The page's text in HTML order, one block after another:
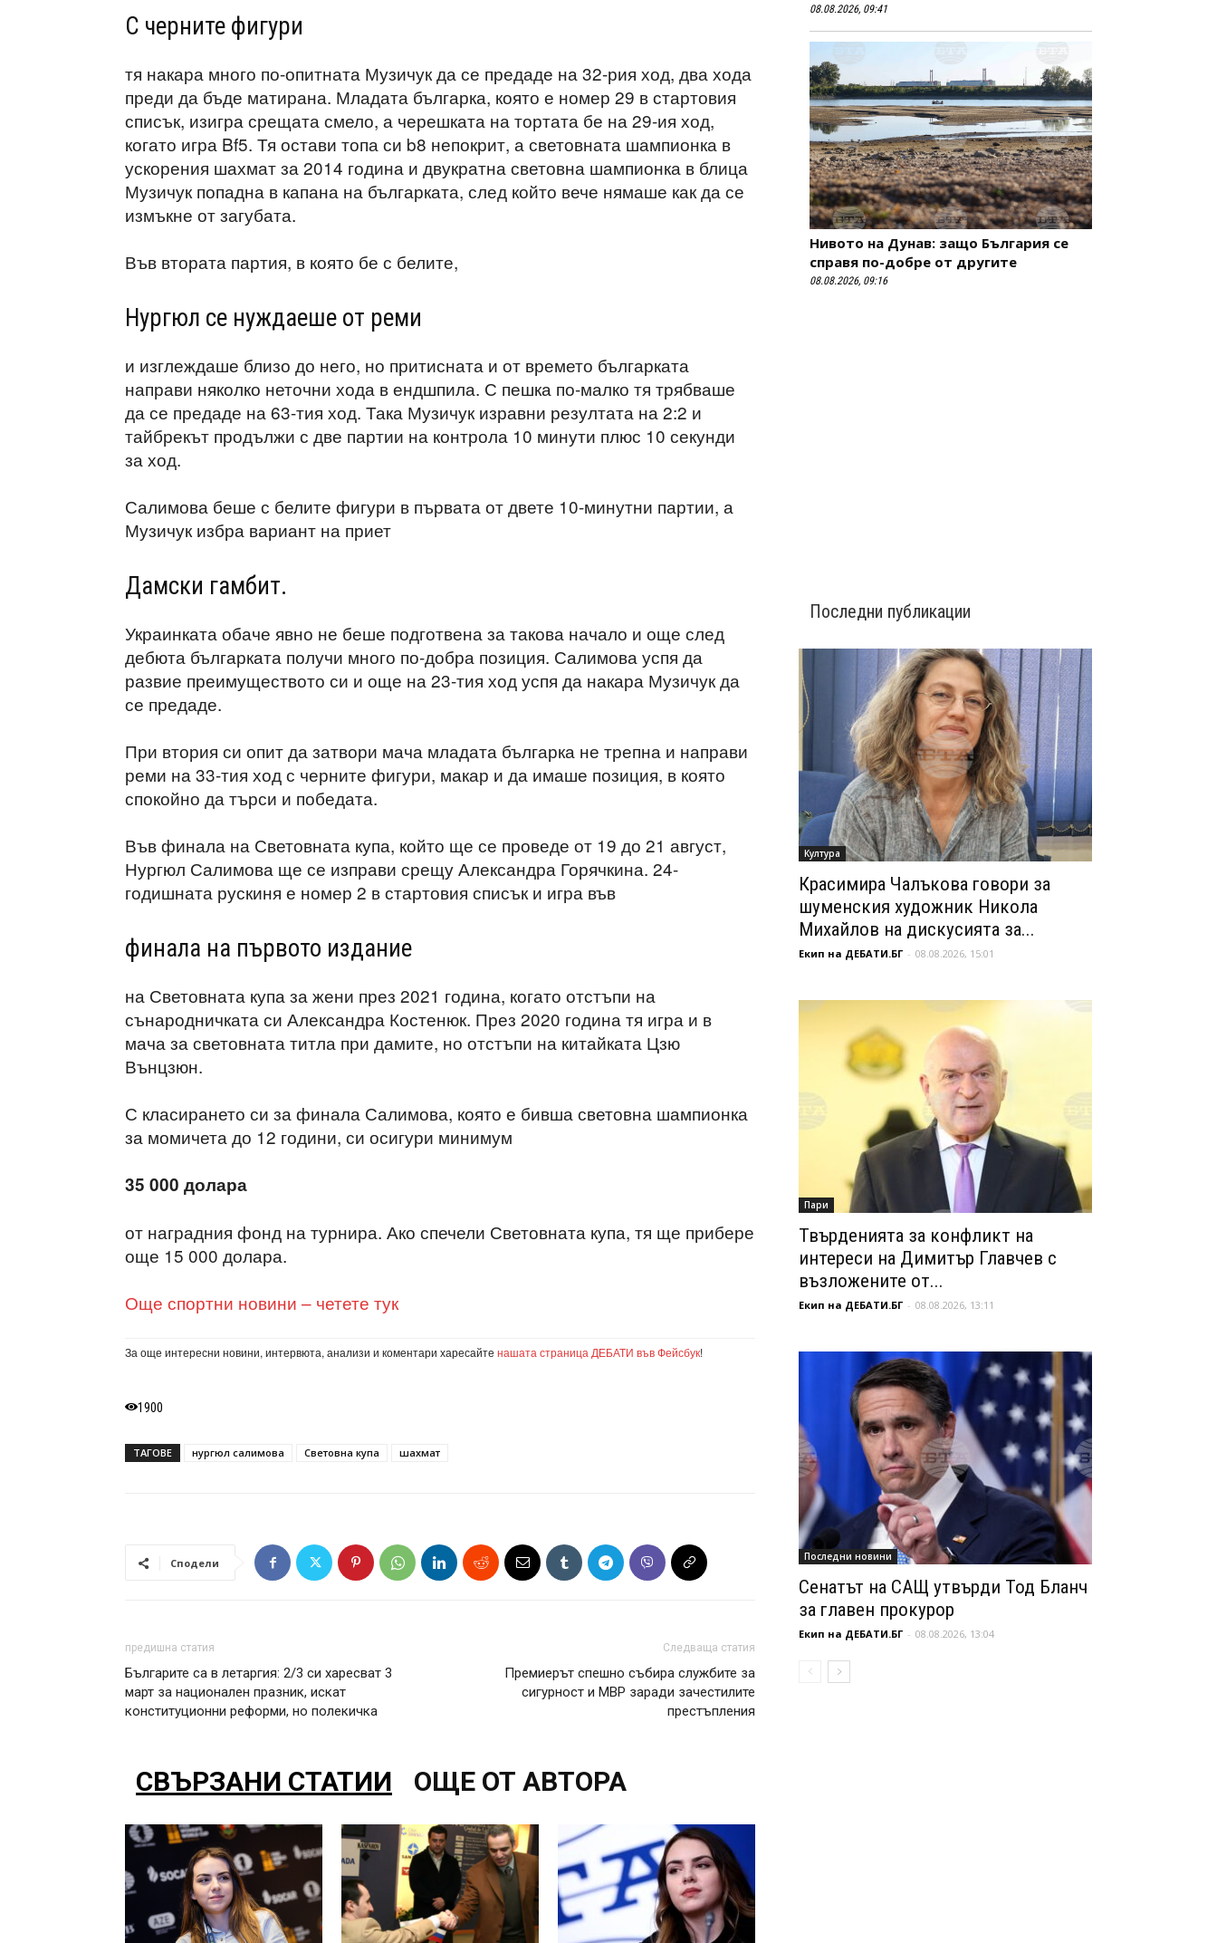
С черните фигури
тя накара много по-опитната Музичук да се предаде на 32-рия ход, два хода
преди да бъде матирана. Младата българка, която е номер 29 в стартовия
списък, изигра срещата смело, а черешката на тортата бе на 29-ия ход,
когато игра Bf5. Тя остави топа си b8 непокрит, а световната шампионка в
ускорения шахмат за 2014 година и двукратна световна шампионка в блица
Музичук попадна в капана на българката, след който вече нямаше как да се
измъкне от загубата.
Във втората партия, в която бе с белите,
Нургюл се нуждаеше от реми
и изглеждаше близо до него, но притисната и от времето българката
направи няколко неточни хода в ендшпила. С пешка по-малко тя трябваше
да се предаде на 63-тия ход. Така Музичук изравни резултата на 2:2 и
тайбрекът продължи с две партии на контрола 10 минути плюс 10 секунди
за ход.
Салимова беше с белите фигури в първата от двете 10-минутни партии, а
Музичук избра вариант на приет
Дамски гамбит.
Украинката обаче явно не беше подготвена за такова начало и още след
дебюта българката получи много по-добра позиция. Салимова успя да
развие преимуществото си и още на 23-тия ход успя да накара Музичук да
се предаде.
При втория си опит да затвори мача младата българка не трепна и направи
реми на 33-тия ход с черните фигури, макар и да имаше позиция, в която
спокойно да търси и победата.
Във финала на Световната купа, който ще се проведе от 19 до 21 август,
Нургюл Салимова ще се изправи срещу Александра Горячкина. 24-
годишната рускиня е номер 2 в стартовия списък и игра във
финала на първото издание
на Световната купа за жени през 2021 година, когато отстъпи на
сънародничката си Александра Костенюк. През 2020 година тя игра и в
мача за световната титла при дамите, но отстъпи на китайката Цзю
Вънцзюн.
С класирането си за финала Салимова, която е бивша световна шампионка
за момичета до 12 години, си осигури минимум
35 000 долара
от наградния фонд на турнира. Ако спечели Световната купа, тя ще прибере
още 15 000 долара.
Още спортни новини – четете тук
За още интересни новини, интервюта, анализи и коментари харесайте нашата страница ДЕБАТИ във Фейсбук!
1900
ТАГОВЕ нургюл салимова Световна купа шахмат
Сподели
предишна статия
Българите са в летаргия: 2/3 си харесват 3
март за национален празник, искат
конституционни реформи, но полекичка
Следваща статия
Премиерът спешно събира службите за
сигурност и МВР заради зачестилите
престъпления
СВЪРЗАНИ СТАТИИ ОЩЕ ОТ АВТОРА
08.08.2026, 09:41
Нивото на Дунав: защо България се
справя по-добре от другите
08.08.2026, 09:16
Последни публикации
Култура
Красимира Чалъкова говори за
шуменския художник Никола
Михайлов на дискусията за...
Екип на ДЕБАТИ.БГ - 08.08.2026, 15:01
Пари
Твърденията за конфликт на
интереси на Димитър Главчев с
възложените от...
Екип на ДЕБАТИ.БГ - 08.08.2026, 13:11
Последни новини
Сенатът на САЩ утвърди Тод Бланч
за главен прокурор
Екип на ДЕБАТИ.БГ - 08.08.2026, 13:04